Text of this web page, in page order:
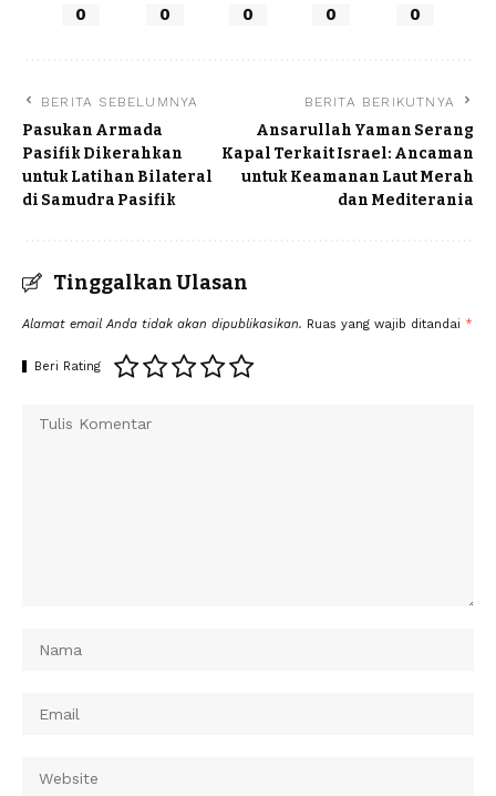
0 0 0 0 0
BERITA SEBELUMNYA
Pasukan Armada
Pasifik Dikerahkan
untuk Latihan Bilateral
di Samudra Pasifik
BERITA BERIKUTNYA
Ansarullah Yaman Serang
Kapal Terkait Israel: Ancaman
untuk Keamanan Laut Merah
dan Mediterania
Tinggalkan Ulasan
Alamat email Anda tidak akan dipublikasikan. Ruas yang wajib ditandai *
Beri Rating